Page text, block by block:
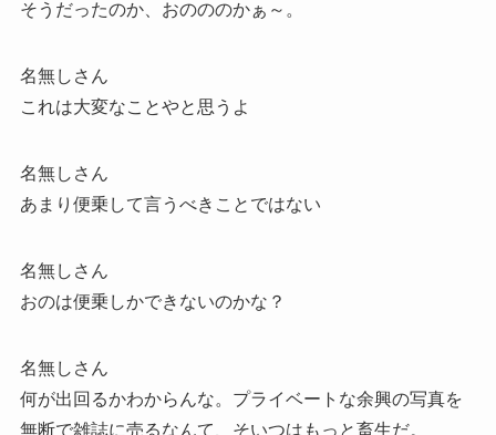
そうだったのか、おのののかぁ～。
名無しさん
これは大変なことやと思うよ
名無しさん
あまり便乗して言うべきことではない
名無しさん
おのは便乗しかできないのかな？
名無しさん
何が出回るかわからんな。プライベートな余興の写真を
無断で雑誌に売るなんて、そいつはもっと畜生だ。